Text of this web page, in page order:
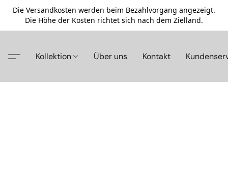
Die Versandkosten werden beim Bezahlvorgang angezeigt.
Die Höhe der Kosten richtet sich nach dem Zielland.
Kollektion Über uns Kontakt